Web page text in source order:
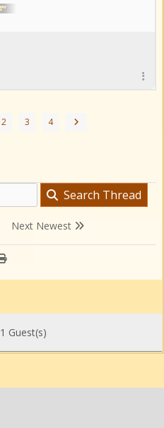
2 3 4
Search Thread
Next Newest
1 Guest(s)